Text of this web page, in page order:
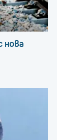
нова